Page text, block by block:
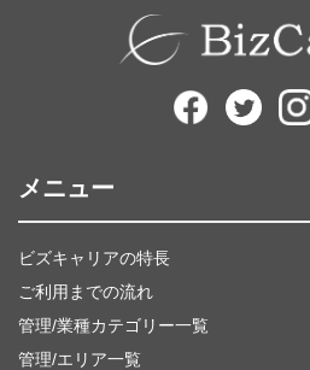
メニュー
ビズキャリアの特長
ご利用までの流れ
管理/業種カテゴリー一覧
管理/エリア一覧